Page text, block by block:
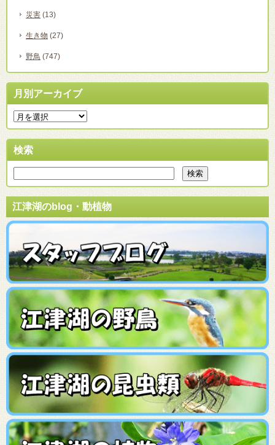
災害 (13)
生き物 (27)
野鳥 (747)
月別アーカイブ
検索
江津湖のblog・動植物